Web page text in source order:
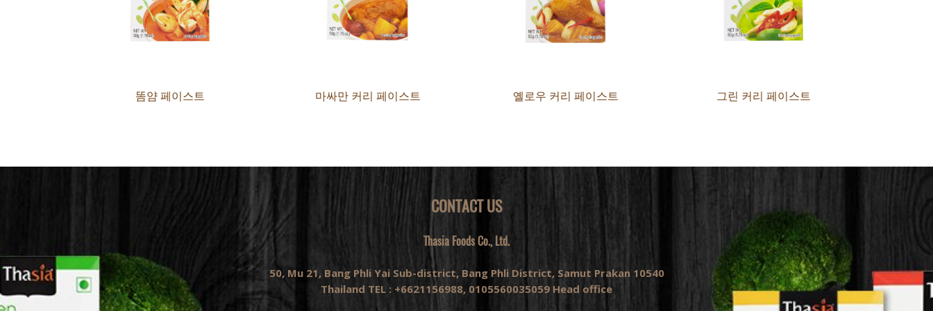
똠얌 페이스트 마싸만 커리 페이스트 옐로우 커리 페이스트 그린 커리 페이스트
CONTACT US
Thasia Foods Co., Ltd.
50, Mu 21, Bang Phli Yai Sub-district, Bang Phli District, Samut Prakan 10540
Thailand TEL : +6621156988, 0105560035059 Head office